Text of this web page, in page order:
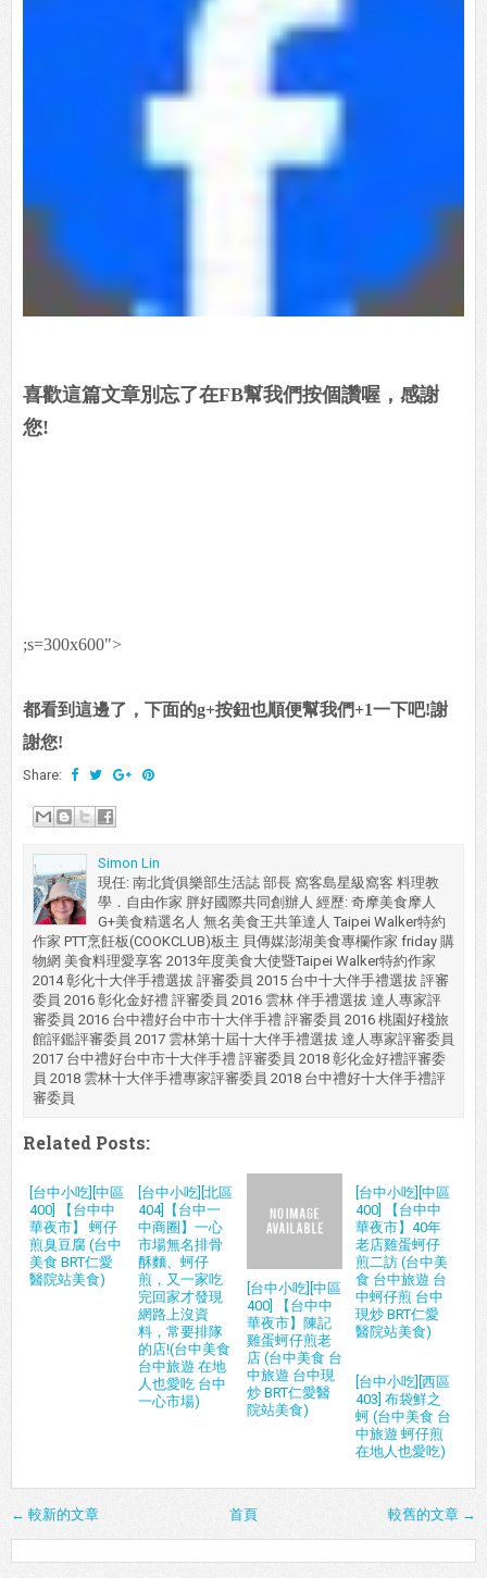
喜歡這篇文章別忘了在FB幫我們按個讚喔，感謝
您!
;s=300x600">
都看到這邊了，下面的g+按鈕也順便幫我們+1一下吧!謝
謝您!
Share:
Simon Lin
現任: 南北貨俱樂部生活誌 部長 窩客島星級窩客 料理教
學．自由作家 胖好國際共同創辦人 經歷: 奇摩美食摩人
G+美食精選名人 無名美食王共筆達人 Taipei Walker特約
作家 PTT烹飪板(COOKCLUB)板主 貝傳媒澎湖美食專欄作家 friday 購
物網 美食料理愛享客 2013年度美食大使暨Taipei Walker特約作家
2014 彰化十大伴手禮選拔 評審委員 2015 台中十大伴手禮選拔 評審
委員 2016 彰化金好禮 評審委員 2016 雲林 伴手禮選拔 達人專家評
審委員 2016 台中禮好台中市十大伴手禮 評審委員 2016 桃園好棧旅
館評鑑評審委員 2017 雲林第十屆十大伴手禮選拔 達人專家評審委員
2017 台中禮好台中市十大伴手禮 評審委員 2018 彰化金好禮評審委
員 2018 雲林十大伴手禮專家評審委員 2018 台中禮好十大伴手禮評
審委員
Related Posts:
[台中小吃][中區
400] 【台中中
華夜市】 蚵仔
煎臭豆腐 (台中
美食 BRT仁愛
醫院站美食)
[台中小吃][北區
404]【台中一
中商圈】一心
市場無名排骨
酥麵、蚵仔
煎，又一家吃
完回家才發現
網路上沒資
料，常要排隊
的店!(台中美食
台中旅遊 在地
人也愛吃 台中
一心市場)
[台中小吃][中區
400] 【台中中
華夜市】陳記
雞蛋蚵仔煎老
店 (台中美食 台
中旅遊 台中現
炒 BRT仁愛醫
院站美食)
[台中小吃][中區
400] 【台中中
華夜市】40年
老店雞蛋蚵仔
煎二訪 (台中美
食 台中旅遊 台
中蚵仔煎 台中
現炒 BRT仁愛
醫院站美食)
[台中小吃][西區
403] 布袋鮮之
蚵 (台中美食 台
中旅遊 蚵仔煎
在地人也愛吃)
← 較新的文章 較舊的文章 →
首頁